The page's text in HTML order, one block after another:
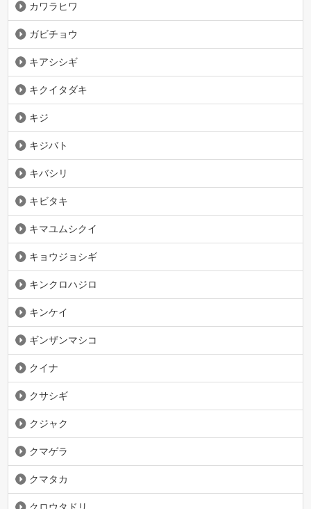
カワラヒワ
ガビチョウ
キアシシギ
キクイタダキ
キジ
キジバト
キバシリ
キビタキ
キマユムシクイ
キョウジョシギ
キンクロハジロ
キンケイ
ギンザンマシコ
クイナ
クサシギ
クジャク
クマゲラ
クマタカ